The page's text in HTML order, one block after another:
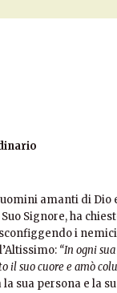
amanti di Dio
Signore, ha
i
“In ogni
suo cuore e amò
sua persona e la